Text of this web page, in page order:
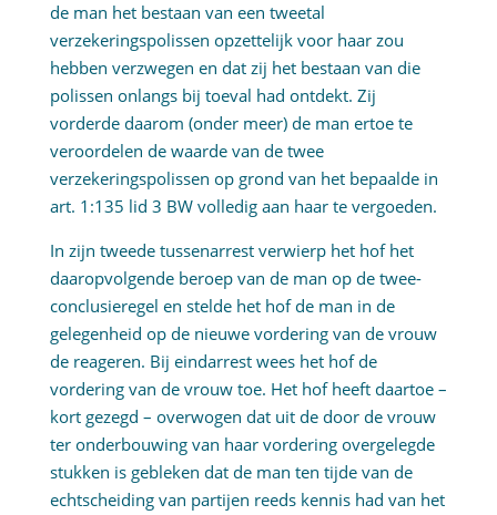
de man het bestaan van een tweetal
verzekeringspolissen opzettelijk voor haar zou
hebben verzwegen en dat zij het bestaan van die
polissen onlangs bij toeval had ontdekt. Zij
vorderde daarom (onder meer) de man ertoe te
veroordelen de waarde van de twee
verzekeringspolissen op grond van het bepaalde in
art. 1:135 lid 3 BW volledig aan haar te vergoeden.
In zijn tweede tussenarrest verwierp het hof het
daaropvolgende beroep van de man op de twee-
conclusieregel en stelde het hof de man in de
gelegenheid op de nieuwe vordering van de vrouw
de reageren. Bij eindarrest wees het hof de
vordering van de vrouw toe. Het hof heeft daartoe –
kort gezegd – overwogen dat uit de door de vrouw
ter onderbouwing van haar vordering overgelegde
stukken is gebleken dat de man ten tijde van de
echtscheiding van partijen reeds kennis had van het